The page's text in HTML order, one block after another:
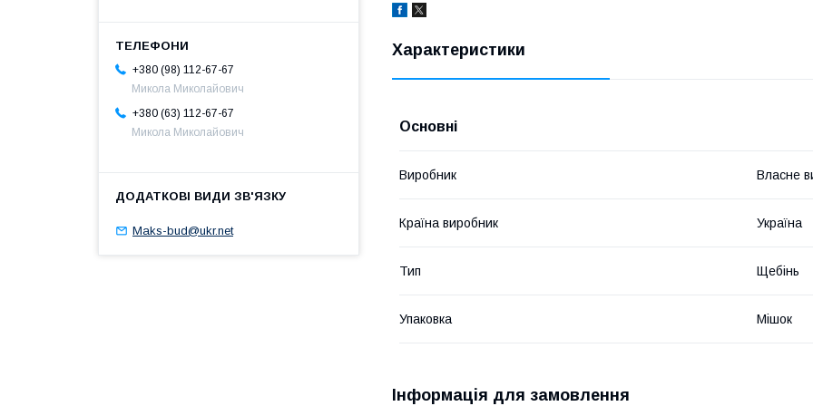
Характеристики
Основні
Виробник Власне
Країна виробник Україна
Тип Щебінь
Упаковка Мішок
Інформація для замовлення
+380 (98) 112-67-67
Микола Миколайович
+380 (63) 112-67-67
Микола Миколайович
Maks-bud@ukr.net